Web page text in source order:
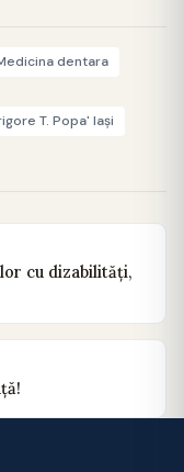
dentara
T. Popa' Iaşi
cu dizabilităţi,